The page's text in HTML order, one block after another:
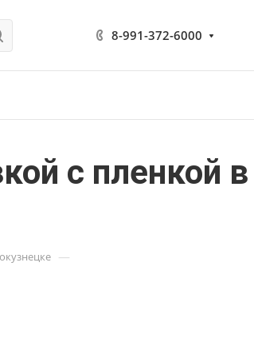
8-991-372-6000
с пленкой в
—